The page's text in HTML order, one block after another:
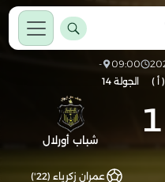
09:00
-
الجولة 14
1 شباب أورلال
عمران زكرياء (22')